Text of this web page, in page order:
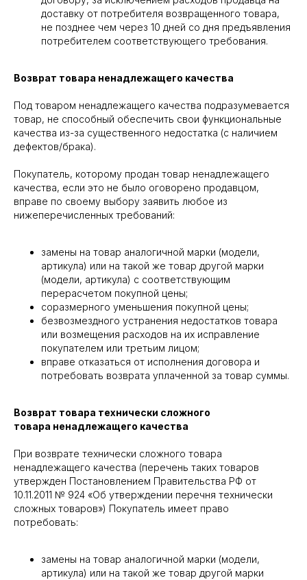
доставку от потребителя возвращенного товара,
не позднее чем через 10 дней со дня предъявления
потребителем соответствующего требования.
Возврат товара ненадлежащего качества
Под товаром ненадлежащего качества подразумевается
товар, не способный обеспечить свои функциональные
качества из-за существенного недостатка (с наличием
дефектов/брака).
Покупатель, которому продан товар ненадлежащего
качества, если это не было оговорено продавцом,
вправе по своему выбору заявить любое из
нижеперечисленных требований:
замены на товар аналогичной марки (модели,
артикула) или на такой же товар другой марки
(модели, артикула) с соответствующим
перерасчетом покупной цены;
соразмерного уменьшения покупной цены;
безвозмездного устранения недостатков товара
или возмещения расходов на их исправление
покупателем или третьим лицом;
вправе отказаться от исполнения договора и
потребовать возврата уплаченной за товар суммы.
Возврат товара технически сложного
товара ненадлежащего качества
При возврате технически сложного товара
ненадлежащего качества (перечень таких товаров
утвержден Постановлением Правительства РФ от
10.11.2011 № 924 «Об утверждении перечня технически
сложных товаров») Покупатель имеет право
потребовать:
замены на товар аналогичной марки (модели,
артикула) или на такой же товар другой марки